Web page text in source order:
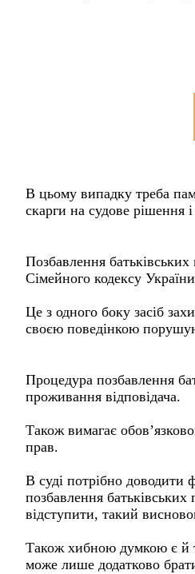
В цьому випадку треба
скарги на судове рішення
Позбавлення
Сімейного кодексу
Це з одного боку засіб
своєю поведінкою
Процедура позбавлення
проживання відповідача.
Також вимагає
прав.
В суді потрібно доводити
позбавлення
відступити, такий
Також хибною думкою є й
може лише додатково